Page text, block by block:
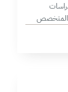
والمتخصص
للنصف